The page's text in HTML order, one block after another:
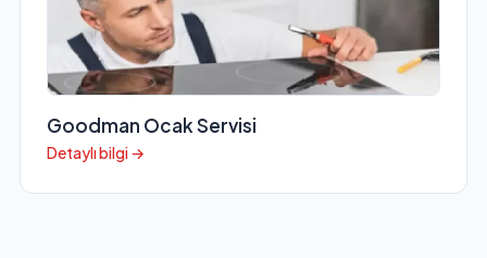
Goodman Ocak Servisi
Detaylı bilgi →